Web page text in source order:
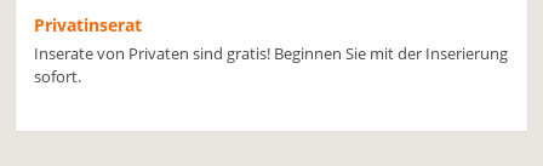
Privatinserat
Inserate von Privaten sind gratis! Beginnen Sie mit der Inserierung
sofort.